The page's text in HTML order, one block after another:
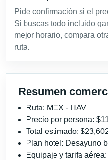
Pide confirmación si el
Si buscas todo incluido
mejor horario, compara
ruta.
Resumen
Ruta: MEX - HAV
Precio por persona:
Total estimado:
Plan hotel: Desayuno
Equipaje y tarifa